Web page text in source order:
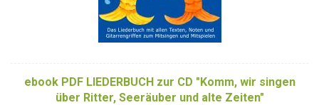
ebook PDF LIEDERBUCH zur CD "Komm, wir singen
über Ritter, Seeräuber und alte Zeiten"